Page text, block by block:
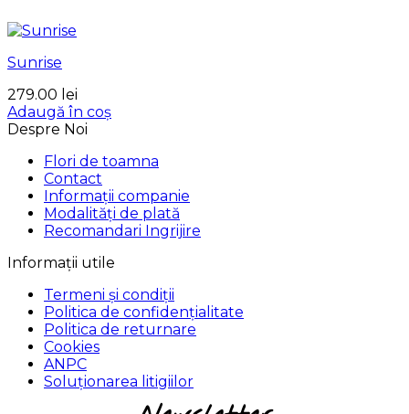
Sunrise
279.00 lei
Adaugă în coș
Despre Noi
Flori de toamna
Contact
Informații companie
Modalități de plată
Recomandari Ingrijire
Informații utile
Termeni și condiții
Politica de confidențialitate
Politica de returnare
Cookies
ANPC
Soluționarea litigiilor